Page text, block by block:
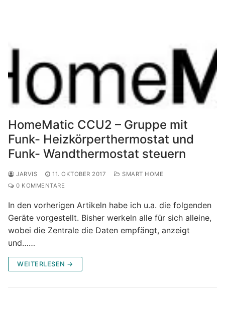
HomeMatic CCU2 – Gruppe mit
Funk- Heizkörperthermostat und
Funk- Wandthermostat steuern
JARVIS 11. OKTOBER 2017
SMART HOME
0 KOMMENTARE
In den vorherigen Artikeln habe ich u.a. die folgenden
Geräte vorgestellt. Bisher werkeln alle für sich alleine,
wobei die Zentrale die Daten empfängt, anzeigt
und……
WEITERLESEN →